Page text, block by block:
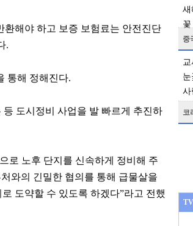
해야 하고 보증 보험료는 안전진단
.
통해 정해진다.
도시정비 사업을 발 빠르게 추진하
로 노후 단지를 신속하게 정비해 주
와의 긴밀한 협의를 통해 급물살을
도약할 수 있도록 하겠다”라고 전했
새
중
사
코